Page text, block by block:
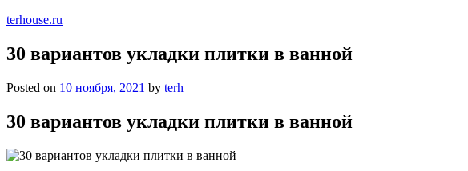
terhouse.ru
30 вариантов укладки плитки в ванной
Posted on 10 ноября, 2021 by terh
30 вариантов укладки плитки в ванной